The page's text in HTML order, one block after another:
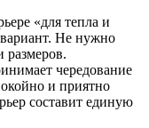
«для тепла и
Не нужно
размеров.
чередование
и приятно
составит единую